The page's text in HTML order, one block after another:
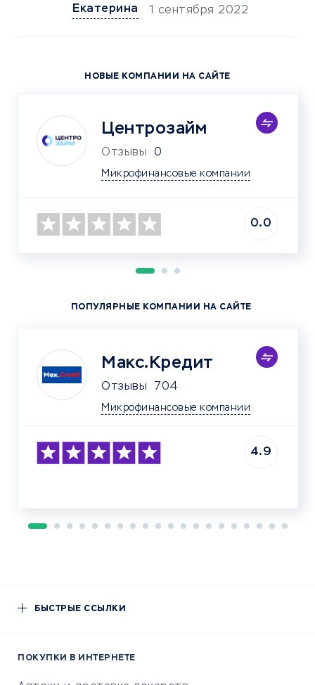
Екатерина 1 сентября 2022
НОВЫЕ КОМПАНИИ НА САЙТЕ
Центрозайм
Отзывы 0
Микрофинансовые компании
0.0
ПОПУЛЯРНЫЕ КОМПАНИИ НА САЙТЕ
Макс.Кредит
Отзывы 704
Микрофинансовые компании
4.9
БЫСТРЫЕ ССЫЛКИ
ПОКУПКИ В ИНТЕРНЕТЕ